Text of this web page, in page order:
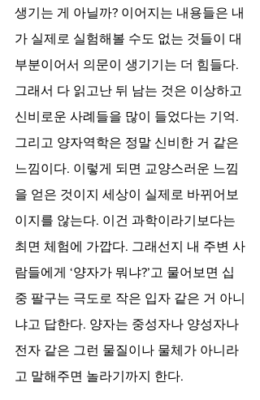
생기는 게 아닐까? 이어지는 내용들은 내
가 실제로 실험해볼 수도 없는 것들이 대
부분이어서 의문이 생기기는 더 힘들다.
그래서 다 읽고난 뒤 남는 것은 이상하고
신비로운 사례들을 많이 들었다는 기억.
그리고 양자역학은 정말 신비한 거 같은
느낌이다. 이렇게 되면 교양스러운 느낌
을 얻은 것이지 세상이 실제로 바뀌어보
이지를 않는다. 이건 과학이라기보다는
최면 체험에 가깝다. 그래선지 내 주변 사
람들에게 ‘양자가 뭐냐?’고 물어보면 십
중 팔구는 극도로 작은 입자 같은 거 아니
냐고 답한다. 양자는 중성자나 양성자나
전자 같은 그런 물질이나 물체가 아니라
고 말해주면 놀라기까지 한다.